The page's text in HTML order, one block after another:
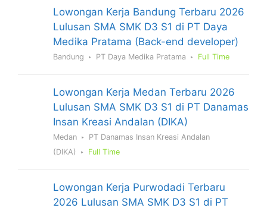
Lowongan Kerja Bandung Terbaru 2026
Lulusan SMA SMK D3 S1 di PT Daya
Medika Pratama (Back-end developer)
Bandung PT Daya Medika Pratama Full Time
Lowongan Kerja Medan Terbaru 2026
Lulusan SMA SMK D3 S1 di PT Danamas
Insan Kreasi Andalan (DIKA)
Medan
PT Danamas Insan Kreasi Andalan
(DIKA)
Full Time
Lowongan Kerja Purwodadi Terbaru
2026 Lulusan SMA SMK D3 S1 di PT